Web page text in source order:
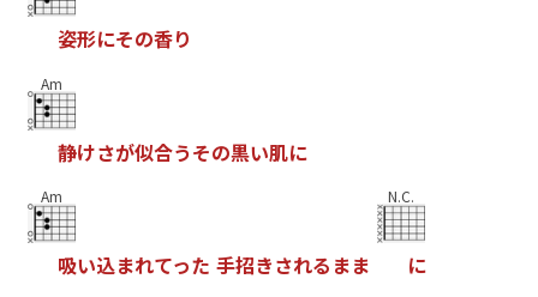
姿形にその香り
Am
静けさが似合うその黒い肌に
Am
吸い込まれてった 手招きされる まま
N.C.
に